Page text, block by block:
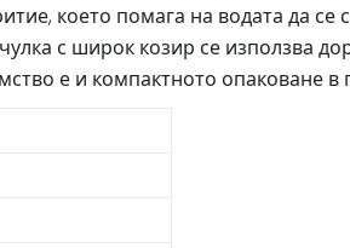
което помага на водата да
с широк козир се използва
е и компактното опаковане в